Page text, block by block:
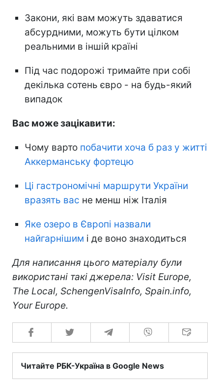
Закони, які вам можуть здаватися
абсурдними, можуть бути цілком
реальними в іншій країні
Під час подорожі тримайте при собі
декілька сотень євро - на будь-який
випадок
Вас може зацікавити:
Чому варто побачити хоча б раз у житті
Аккерманську фортецю
Ці гастрономічні маршрути України
вразять вас не менш ніж Італія
Яке озеро в Європі назвали
найгарнішим і де воно знаходиться
Для написання цього матеріалу були
використані такі джерела: Visit Europe,
The Local, SchengenVisaInfo, Spain.info,
Your Europe.
Читайте РБК-Україна в Google News